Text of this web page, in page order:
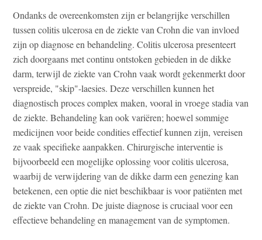
Ondanks de overeenkomsten zijn er belangrijke verschillen
tussen colitis ulcerosa en de ziekte van Crohn die van invloed
zijn op diagnose en behandeling. Colitis ulcerosa presenteert
zich doorgaans met continu ontstoken gebieden in de dikke
darm, terwijl de ziekte van Crohn vaak wordt gekenmerkt door
verspreide, "skip"-laesies. Deze verschillen kunnen het
diagnostisch proces complex maken, vooral in vroege stadia van
de ziekte. Behandeling kan ook variëren; hoewel sommige
medicijnen voor beide condities effectief kunnen zijn, vereisen
ze vaak specifieke aanpakken. Chirurgische interventie is
bijvoorbeeld een mogelijke oplossing voor colitis ulcerosa,
waarbij de verwijdering van de dikke darm een genezing kan
betekenen, een optie die niet beschikbaar is voor patiënten met
de ziekte van Crohn. De juiste diagnose is cruciaal voor een
effectieve behandeling en management van de symptomen.